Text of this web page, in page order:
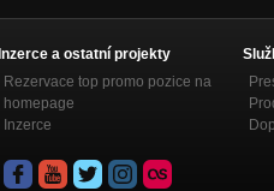
Inzerce a ostatní projekty
Rezervace top promo pozice na
homepage
Inzerce